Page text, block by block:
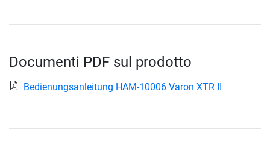
Documenti PDF sul prodotto
Bedienungsanleitung HAM-10006 Varon XTR II